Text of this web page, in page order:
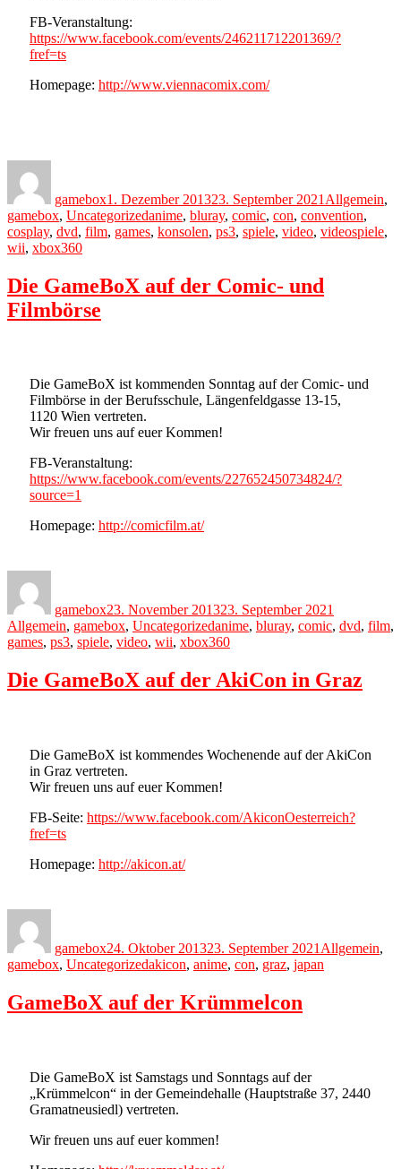
FB-Veranstaltung:
https://www.facebook.com/events/246211712201369/?
fref=ts
Homepage: http://www.viennacomix.com/
gamebox1. Dezember 201323. September 2021 Allgemein,
gamebox, UncategorizedTags
anime, bluray, comic, con, convention,
cosplay, dvd, film, games, konsolen, ps3, spiele, video, videospiele,
wii, xbox360
Die GameBoX auf der Comic- und
Filmbörse
Die GameBoX ist kommenden Sonntag auf der Comic- und
Filmbörse in der Berufsschule, Längenfeldgasse 13-15,
1120 Wien vertreten.
Wir freuen uns auf euer Kommen!
FB-Veranstaltung:
https://www.facebook.com/events/227652450734824/?
source=1
Homepage: http://comicfilm.at/
gamebox23. November 201323. September 2021
Allgemein, gamebox, UncategorizedTags
anime, bluray, comic, dvd, film,
games, ps3, spiele, video, wii, xbox360
Die GameBoX auf der AkiCon in Graz
Die GameBoX ist kommendes Wochenende auf der AkiCon
in Graz vertreten.
Wir freuen uns auf euer Kommen!
FB-Seite: https://www.facebook.com/AkiconOesterreich?
fref=ts
Homepage: http://akicon.at/
gamebox24. Oktober 201323. September 2021 Allgemein,
gamebox, UncategorizedTags
akicon, anime, con, graz, japan
GameBoX auf der Krümmelcon
Die GameBoX ist Samstags und Sonntags auf der
„Krümmelcon“ in der Gemeindehalle (Hauptstraße 37, 2440
Gramatneusiedl) vertreten.
Wir freuen uns auf euer kommen!